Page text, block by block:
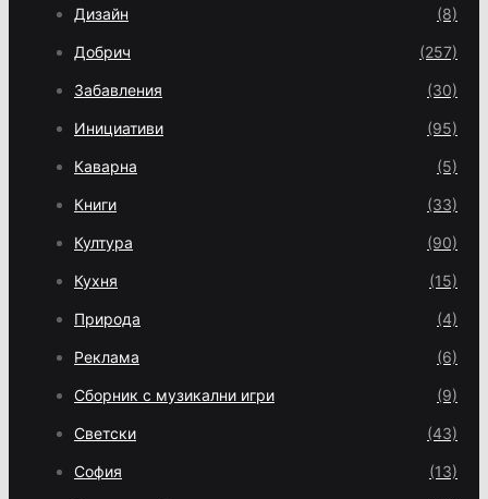
Дизайн (8)
Добрич (257)
Забавления (30)
Инициативи (95)
Каварна (5)
Книги (33)
Култура (90)
Кухня (15)
Природа (4)
Реклама (6)
Сборник с музикални игри (9)
Светски (43)
София (13)